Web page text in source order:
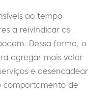
ao tempo
a reivindicar as
Dessa forma, o
agregar mais valor
e desencadear
comportamento de